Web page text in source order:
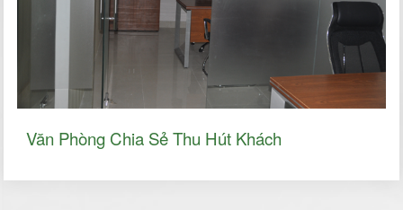
Văn Phòng Chia Sẻ Thu Hút Khách